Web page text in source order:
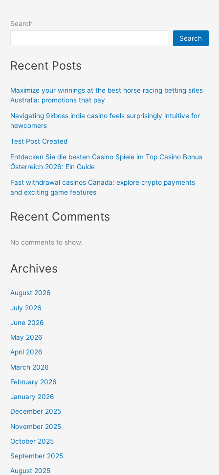
Search
Search
Recent Posts
Maximize your winnings at the best horse racing betting sites
Australia: promotions that pay
Navigating 9kboss india casino feels surprisingly intuitive for
newcomers
Test Post Created
Entdecken Sie die besten Casino Spiele im Top Casino Bonus
Österreich 2026: Ein Guide
Fast withdrawal casinos Canada: explore crypto payments
and exciting game features
Recent Comments
No comments to show.
Archives
August 2026
July 2026
June 2026
May 2026
April 2026
March 2026
February 2026
January 2026
December 2025
November 2025
October 2025
September 2025
August 2025